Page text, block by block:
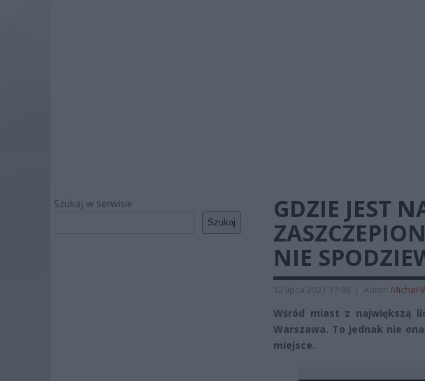
Szukaj w serwisie
Szukaj
GDZIE JEST
NIE
12 lipca 2021 17:48 | Autor: Michał
Wśród miast z największą
Warszawa. To jednak nie
miejsce.